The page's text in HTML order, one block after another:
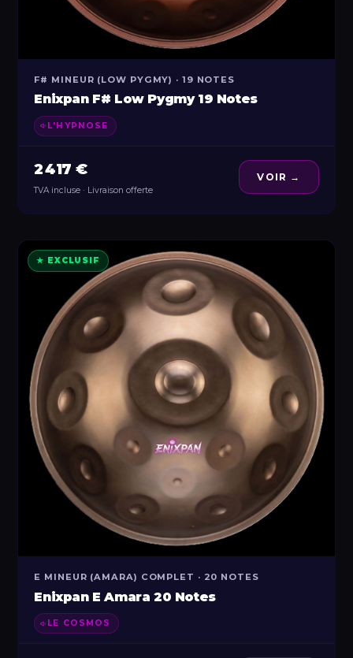
F# MINEUR (LOW PYGMY) · 19 NOTES
Enixpan F# Low Pygmy 19 Notes
L'HYPNOSE
2 417 €
TVA incluse · Livraison offerte
VOIR →
★ EXCLUSIF
E MINEUR (AMARA) COMPLET · 20 NOTES
Enixpan E Amara 20 Notes
LE COSMOS